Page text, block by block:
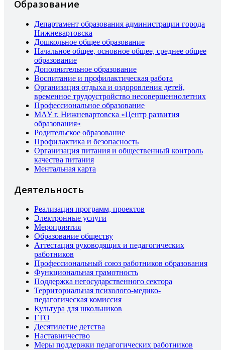
Образование
Департамент образования администрации города
Нижневартовска
Дошкольное общее образование
Начальное общее, основное общее, среднее общее
образование
Дополнительное образование
Воспитание и профилактическая работа
Организация отдыха и оздоровления детей,
временное трудоустройство несовершеннолетних
Профессиональное образование
МАУ г. Нижневартовска «Центр развития
образования»
Родительское образование
Профилактика и безопасность
Организация питания и общественный контроль
качества питания
Ментальная карта
Деятельность
Реализация программ, проектов
Электронные услуги
Мероприятия
Образование обществу
Аттестация руководящих и педагогических
работников
Профессиональный союз работников образования
Функциональная грамотность
Поддержка негосударственного сектора
Территориальная психолого-медико-
педагогическая комиссия
Культура для школьников
ГТО
Десятилетие детства
Наставничество
Меры поддержки педагогических работников